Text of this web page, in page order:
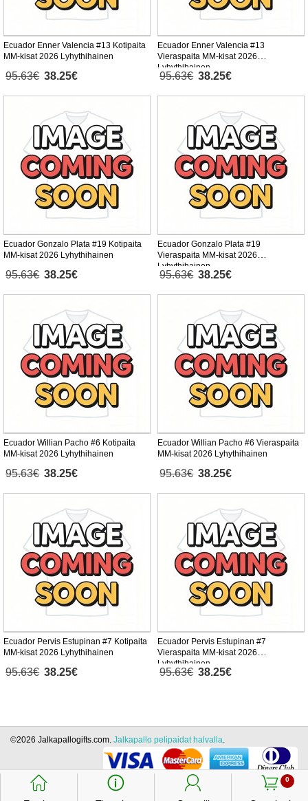
Ecuador Enner Valencia #13 Kotipaita
MM-kisat 2026 Lyhythihainen
95.63€ 38.25€
Ecuador Enner Valencia #13
Vieraspaita MM-kisat 2026
Lyhythihainen
95.63€ 38.25€
Ecuador Gonzalo Plata #19 Kotipaita
MM-kisat 2026 Lyhythihainen
95.63€ 38.25€
Ecuador Gonzalo Plata #19
Vieraspaita MM-kisat 2026
Lyhythihainen
95.63€ 38.25€
Ecuador Willian Pacho #6 Kotipaita
MM-kisat 2026 Lyhythihainen
95.63€ 38.25€
Ecuador Willian Pacho #6 Vieraspaita
MM-kisat 2026 Lyhythihainen
95.63€ 38.25€
Ecuador Pervis Estupinan #7 Kotipaita
MM-kisat 2026 Lyhythihainen
95.63€ 38.25€
Ecuador Pervis Estupinan #7
Vieraspaita MM-kisat 2026
Lyhythihainen
95.63€ 38.25€
󰃱 󰈢 󰃳 0
󰃦
©2026 Jalkapallogifts.com. Jalkapallo pelipaidat halvalla.